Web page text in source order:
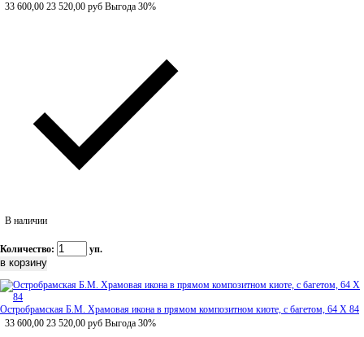
33 600,00 23 520,00 руб Выгода 30%
В наличии
Количество: уп.
Остробрамская Б.М. Храмовая икона в прямом композитном киоте, с багетом, 64 Х 84
33 600,00 23 520,00 руб Выгода 30%